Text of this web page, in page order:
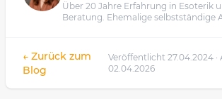
Über 20 Jahre Erfahrung in Esoterik
Beratung. Ehemalige selbstständige
← Zurück zum
Blog
Veröffentlicht 27.04.2024
02.04.2026